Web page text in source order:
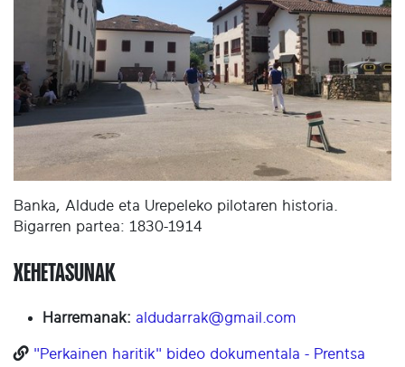
Banka, Aldude eta Urepeleko pilotaren historia.
Bigarren partea: 1830-1914
XEHETASUNAK
Harremanak: aldudarrak@gmail.com
"Perkainen haritik" bideo dokumentala - Prentsa